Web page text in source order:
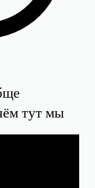
тут мы